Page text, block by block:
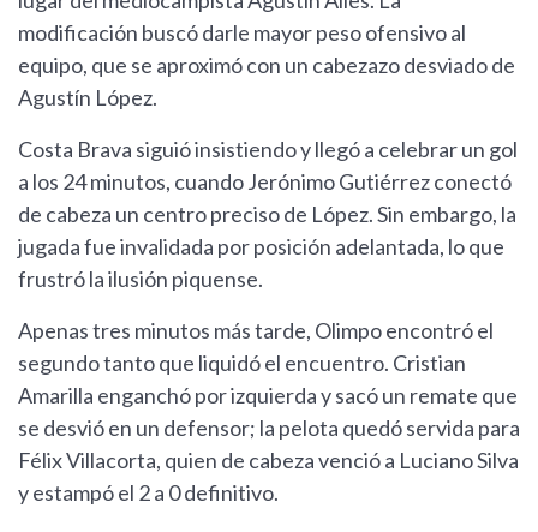
modificación buscó darle mayor peso ofensivo al
equipo, que se aproximó con un cabezazo desviado de
Agustín López.
Costa Brava siguió insistiendo y llegó a celebrar un gol
a los 24 minutos, cuando Jerónimo Gutiérrez conectó
de cabeza un centro preciso de López. Sin embargo, la
jugada fue invalidada por posición adelantada, lo que
frustró la ilusión piquense.
Apenas tres minutos más tarde, Olimpo encontró el
segundo tanto que liquidó el encuentro. Cristian
Amarilla enganchó por izquierda y sacó un remate que
se desvió en un defensor; la pelota quedó servida para
Félix Villacorta, quien de cabeza venció a Luciano Silva
y estampó el 2 a 0 definitivo.